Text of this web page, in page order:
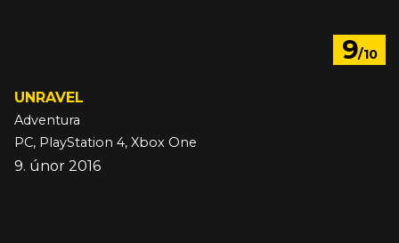
9/10
UNRAVEL
Adventura
PC, PlayStation 4, Xbox One
9. únor 2016